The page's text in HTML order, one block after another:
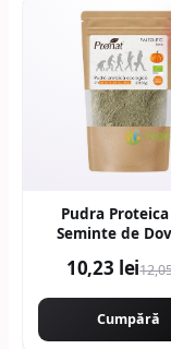
Pudra
Seminte de
10,23 lei
Cumpără